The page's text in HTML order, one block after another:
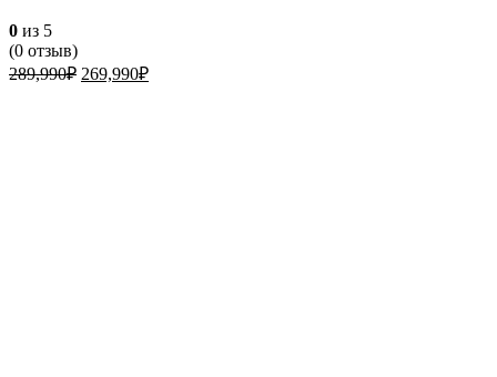
0 из 5
(0 отзыв)
289,990₽ Первоначальная
269,990₽Текущая